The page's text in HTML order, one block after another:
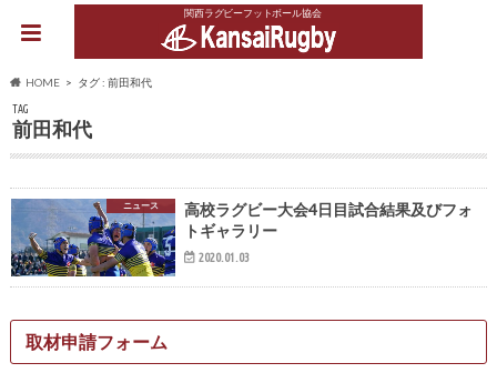
関西ラグビーフットボール協会
HOME タグ : 前田和代
TAG
前田和代
ニュース
高校ラグビー大会4日目試合結果及びフォ
トギャラリー
2020.01.03
取材申請フォーム